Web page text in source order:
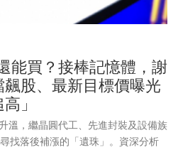
能買？接棒記憶體，謝
股、最新目標價曝光
」
溫，繼晶圓代工、先進封裝及設備族
找落後補漲的「遺珠」。資深分析
大爆發排擠傳統晶圓代工產能，沉寂